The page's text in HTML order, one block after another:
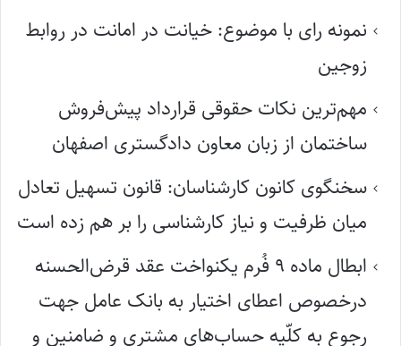
نمونه رای با موضوع: خیانت در امانت در روابط
زوجین
مهم‌ترین نکات حقوقی قرارداد پیش‌فروش
ساختمان از زبان معاون دادگستری اصفهان
سخنگوی کانون کارشناسان: قانون تسهیل تعادل
میان ظرفیت و نیاز کارشناسی را بر هم زده است
ابطال ماده ۹ فُرم یکنواخت عقد قرض‌الحسنه
درخصوص اعطای اختیار به بانک عامل جهت
رجوع به کلّیه حساب‌های مشتری و ضامنین و